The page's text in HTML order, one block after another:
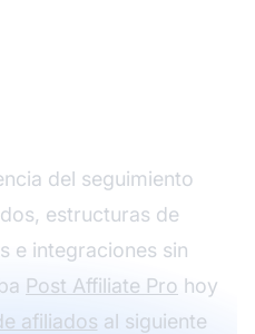
del seguimiento
estructuras de
e integraciones sin
Post Affiliate Pro hoy
afiliados al siguiente